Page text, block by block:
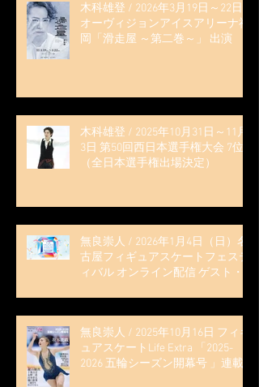
木科雄登 / 2026年3月19日～22日
オーヴィジョンアイスアリーナ福
岡「滑走屋 ～第二巻～」 出演
木科雄登 / 2025年10月31日～11月
3日 第50回西日本選手権大会 7位
（全日本選手権出場決定）
無良崇人 / 2026年1月4日（日）名
古屋フィギュアスケートフェステ
ィバル オンライン配信 ゲスト・
無良崇人 / 2025年10月16日 フィギ
ュアスケートLife Extra 「2025-
2026 五輪シーズン開幕号 」連載